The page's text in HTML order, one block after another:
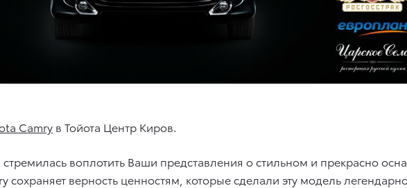
Camry в Тойота Центр Киров.
воплотить Ваши представления о стильном и прекрасно
сохраняет верность ценностям, которые сделали эту модель